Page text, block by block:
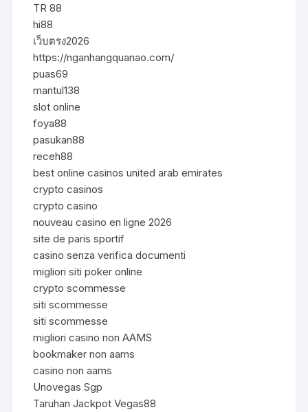
TR 88
hi88
เว็บตรง2026
https://nganhangquanao.com/
puas69
mantul138
slot online
foya88
pasukan88
receh88
best online casinos united arab emirates
crypto casinos
crypto casino
nouveau casino en ligne 2026
site de paris sportif
casino senza verifica documenti
migliori siti poker online
crypto scommesse
siti scommesse
siti scommesse
migliori casino non AAMS
bookmaker non aams
casino non aams
Unovegas Sgp
Taruhan Jackpot Vegas88